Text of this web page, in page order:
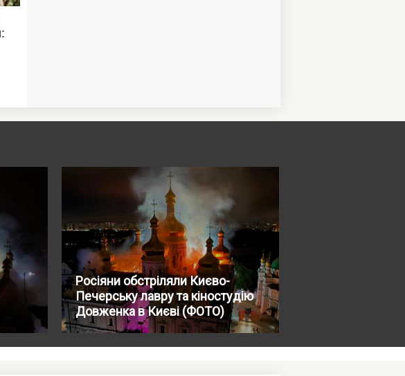
Росіяни обстріляли Києво-
Печерську лавру та кіностудію
Довженка в Києві (ФОТО)